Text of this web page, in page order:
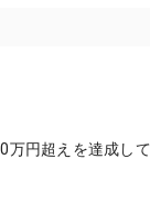
円超えを達成して